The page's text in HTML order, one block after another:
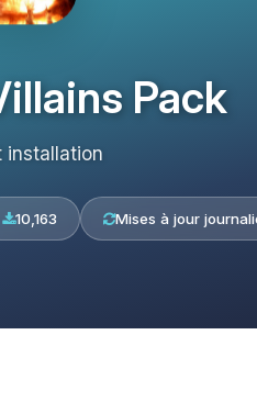
Pack
installation
10,163 Mises à jour